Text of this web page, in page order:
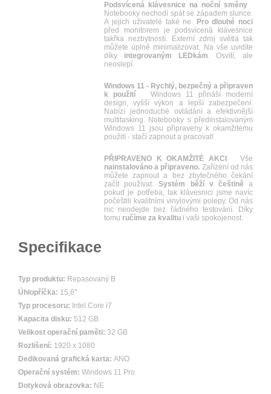
Podsvícená klávesnice na noční směny
Notebooky nechodí spát se západem slunce.
A jejich uživatelé také ne.
Pro dlouhé noci
před monitorem je podsvícená klávesnice
takřka nezbytností. Externí zdroj světla tak
můžete úplně minimalizovat. Na vše uvidíte
díky integrovaným LEDkám. Osvítí, ale
neoslepí.
Windows 11 - Rychlý, bezpečný a připraven
k použití Windows 11 přináší moderní
design, vyšší výkon a lepší zabezpečení.
Nabízí jednoduché ovládání a efektivnější
multitasking. Notebooky s předinstalovaným
Windows 11 jsou připraveny k okamžitému
použití - stačí zapnout a pracovat!
PŘIPRAVENO K OKAMŽITÉ AKCI
Vše
nainstalováno a připraveno. Zařízení od nás
můžete zapnout a bez zbytečného čekání
začít používat.Systém běží v češtině a
pokud je potřeba, tak klávesnici jsme navíc
počeštili kvalitními vinylovými polepy. Od nás
nic neodejde bez řádného testování. Díky
tomu ručíme za kvalitu i vaši spokojenost.
Specifikace
Typ produktu: Repasovaný B
Úhlopříčka: 15,6"
Typ procesoru: Intel Core i7
Kapacita disku: 512 GB
Velikost operační paměti: 32 GB
Rozlišení: 1920 x 1080
Dedikovaná grafická karta: ANO
Operační systém: Windows 11 Pro
Dotyková obrazovka: NE